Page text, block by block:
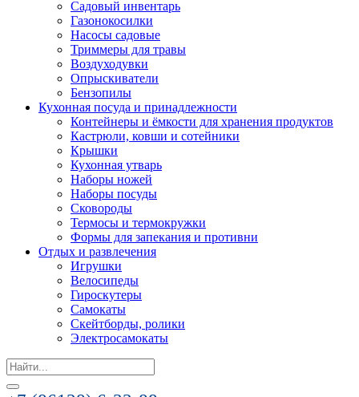
Садовый инвентарь
Газонокосилки
Насосы садовые
Триммеры для травы
Воздуходувки
Опрыскиватели
Бензопилы
Кухонная посуда и принадлежности
Контейнеры и ёмкости для хранения продуктов
Кастрюли, ковши и сотейники
Крышки
Кухонная утварь
Наборы ножей
Наборы посуды
Сковороды
Термосы и термокружки
Формы для запекания и противни
Отдых и развлечения
Игрушки
Велосипеды
Гироскутеры
Самокаты
Скейтборды, ролики
Электросамокаты
Search
for: